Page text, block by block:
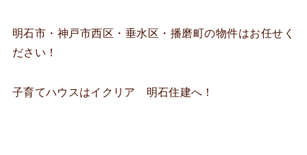
明石市・神戸市西区・垂水区・播磨町の物件はお任せく
ださい！
子育てハウスはイクリア 明石住建へ！